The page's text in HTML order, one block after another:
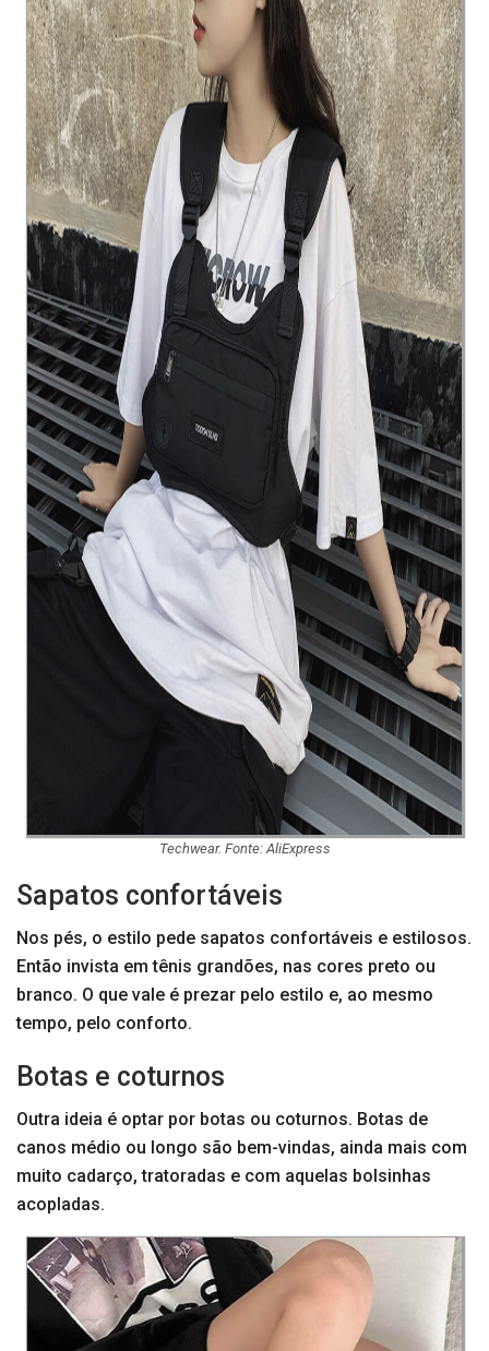
Techwear. Fonte: AliExpress
Sapatos confortáveis
Nos pés, o estilo pede sapatos confortáveis e estilosos.
Então invista em tênis grandões, nas cores preto ou
branco. O que vale é prezar pelo estilo e, ao mesmo
tempo, pelo conforto.
Botas e coturnos
Outra ideia é optar por botas ou coturnos. Botas de
canos médio ou longo são bem-vindas, ainda mais com
muito cadarço, tratoradas e com aquelas bolsinhas
acopladas.